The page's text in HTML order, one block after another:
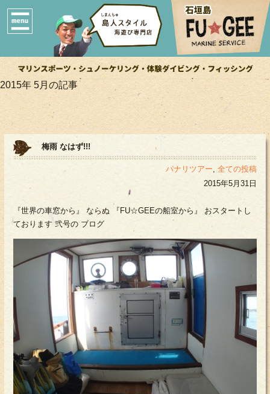
2015年 5月の記事
梅雨 なはず!!!
パナリツアー, 全ての投稿
2015年5月31日
『世界の車窓から』 ならぬ 『FU☆GEEの船室から』 おスタートし
ております 弐号の ブログ